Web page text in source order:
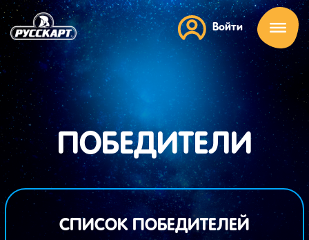
Войти
ПОБЕДИТЕЛИ
СПИСОК ПОБЕДИТЕЛЕЙ